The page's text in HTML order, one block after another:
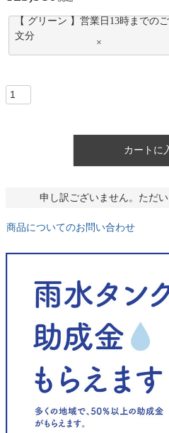
【 グリーン 】営業日13時までの
文分
×
カートに
申し訳ございません。ただ
商品についてのお問い合わせ